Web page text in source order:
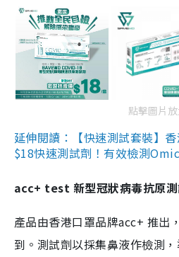
點擊圖片
延伸閱讀：【快速測試套裝】
$18快速測試劑！有效檢測
acc+ test 新型冠狀病毒抗原
產品由香港口罩品牌acc+ 推出
到。測試劑以採集鼻液作檢測